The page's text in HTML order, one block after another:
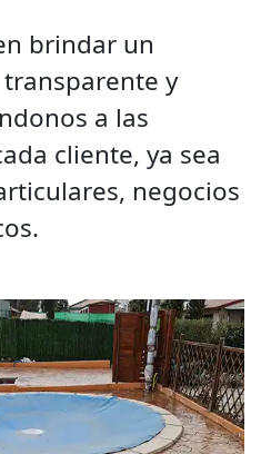
brindar un
y
a las
cliente, ya sea
negocios